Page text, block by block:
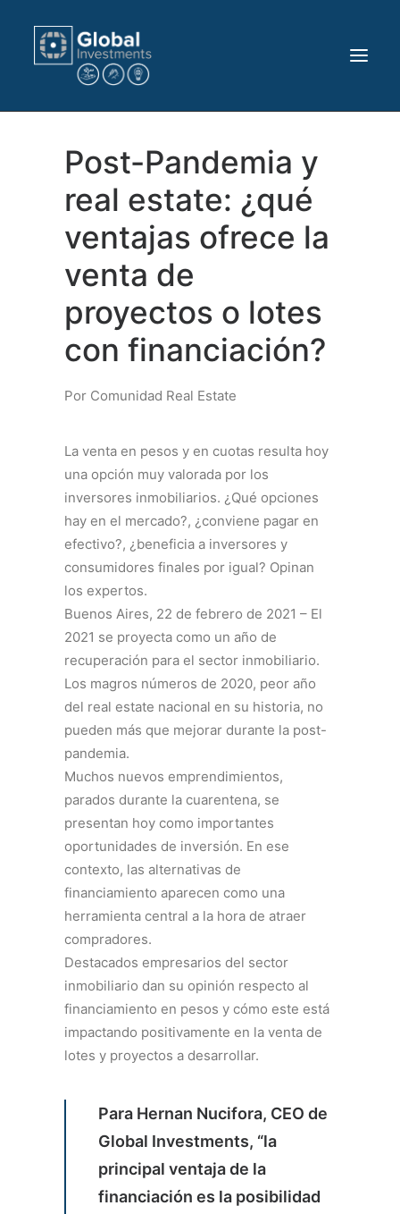
INVERTÍ CON NOSOTROS
PROYECTOS
CONTACTO
HOME
EMPRESA
PRENSA
Post-Pandemia y
real estate: ¿qué
ventajas ofrece la
venta de
proyectos o lotes
con financiación?
Por Comunidad Real Estate
La venta en pesos y en cuotas resulta hoy
una opción muy valorada por los
inversores inmobiliarios. ¿Qué opciones
hay en el mercado?, ¿conviene pagar en
efectivo?, ¿beneficia a inversores y
consumidores finales por igual? Opinan
los expertos.
Buenos Aires, 22 de febrero de 2021 – El
2021 se proyecta como un año de
recuperación para el sector inmobiliario.
Los magros números de 2020, peor año
del real estate nacional en su historia, no
pueden más que mejorar durante la post-
pandemia.
Muchos nuevos emprendimientos,
parados durante la cuarentena, se
presentan hoy como importantes
oportunidades de inversión. En ese
contexto, las alternativas de
financiamiento aparecen como una
herramienta central a la hora de atraer
compradores.
Destacados empresarios del sector
inmobiliario dan su opinión respecto al
financiamiento en pesos y cómo este está
impactando positivamente en la venta de
lotes y proyectos a desarrollar.
Para Hernan Nucifora, CEO de
Global Investments, “la
principal ventaja de la
financiación es la posibilidad